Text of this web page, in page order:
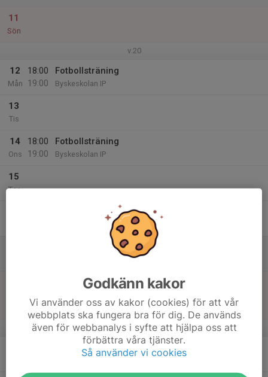
11
Sön
v.20
12
Mån
18:00
19:00
Fotbollsträning
Byskeskolan IP
13
Tis
14
Ons
18:00
19:00
Fotbollsträning
Byskeskolan IP
15
Tor
Match mot Skellefteå FF P2017 Svart
Bollhallen A
v.21
Fotbollsträning
Godkänn kakor
Vi använder oss av kakor (cookies) för att vår
webbplats ska fungera bra för dig. De används
även för webbanalys i syfte att hjälpa oss att
förbättra våra tjänster.
Så använder vi cookies